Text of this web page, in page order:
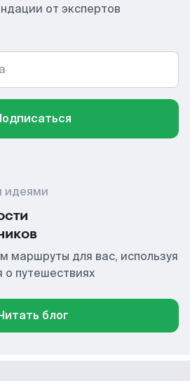
от экспертов
идеями
маршруты для вас, используя
о путешествиях
блог